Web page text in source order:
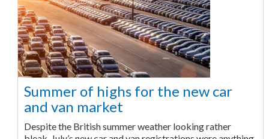
Summer of highs for the new car
and van market
Despite the British summer weather looking rather